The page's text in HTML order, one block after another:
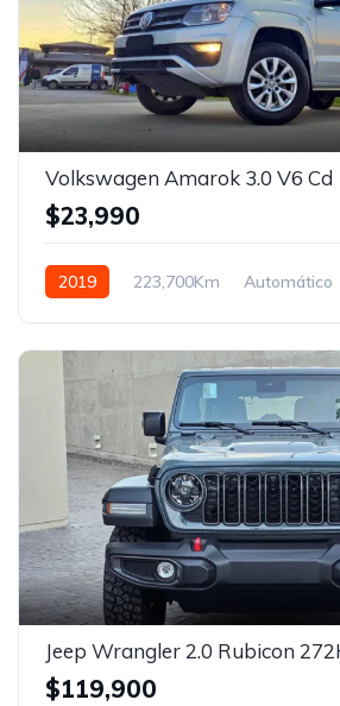
Volkswagen Amarok 3.0 V6 Cd
$23,990
2019 223,700Km Automático
Jeep Wrangler 2.0 Rubicon
$119,900